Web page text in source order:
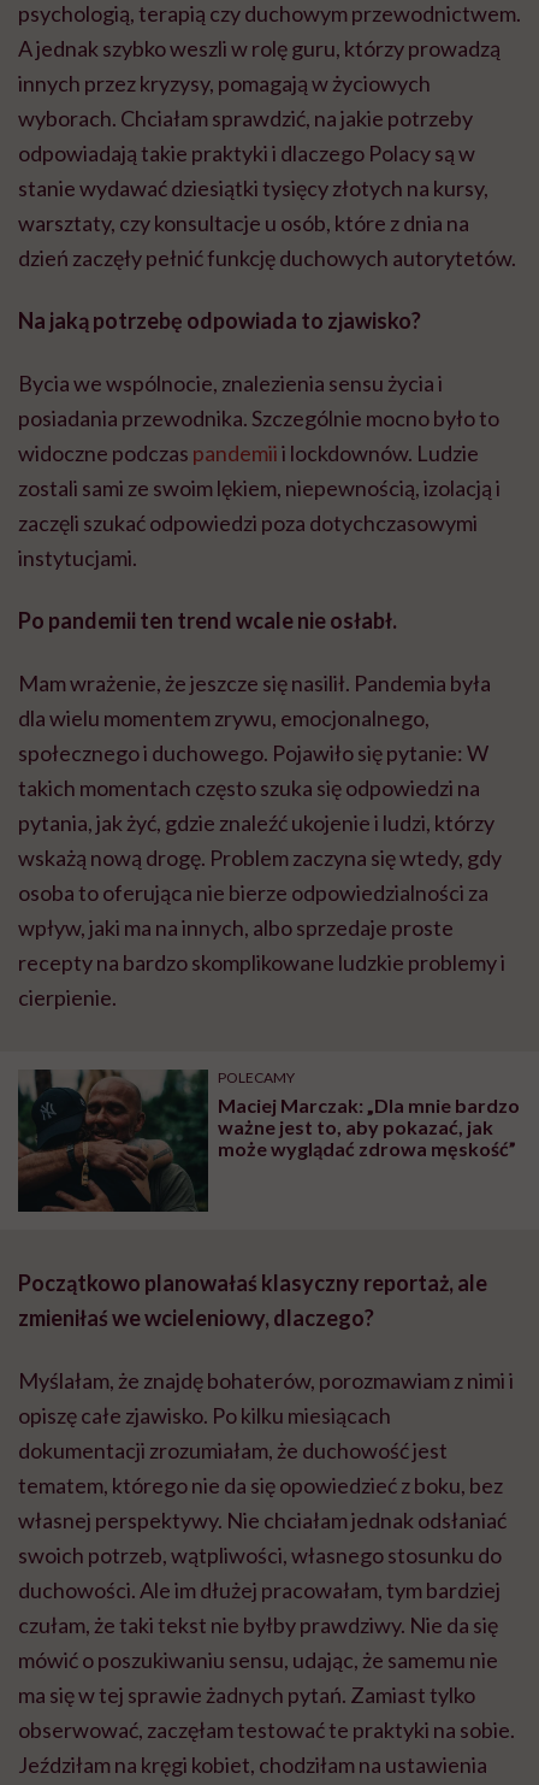
psychologią, terapią czy duchowym przewodnictwem.
A jednak szybko weszli w rolę guru, którzy prowadzą
innych przez kryzysy, pomagają w życiowych
wyborach. Chciałam sprawdzić, na jakie potrzeby
odpowiadają takie praktyki i dlaczego Polacy są w
stanie wydawać dziesiątki tysięcy złotych na kursy,
warsztaty, czy konsultacje u osób, które z dnia na
dzień zaczęły pełnić funkcję duchowych autorytetów.
Na jaką potrzebę odpowiada to zjawisko?
Bycia we wspólnocie, znalezienia sensu życia i
posiadania przewodnika. Szczególnie mocno było to
widoczne podczas pandemiii lockdownów. Ludzie
zostali sami ze swoim lękiem, niepewnością, izolacją i
zaczęli szukać odpowiedzi poza dotychczasowymi
instytucjami.
Po pandemii ten trend wcale nie osłabł.
Mam wrażenie, że jeszcze się nasilił. Pandemia była
dla wielu momentem zrywu, emocjonalnego,
społecznego i duchowego. Pojawiło się pytanie: W
takich momentach często szuka się odpowiedzi na
pytania, jak żyć, gdzie znaleźć ukojenie i ludzi, którzy
wskażą nową drogę. Problem zaczyna się wtedy, gdy
osoba to oferująca nie bierze odpowiedzialności za
wpływ, jaki ma na innych, albo sprzedaje proste
recepty na bardzo skomplikowane ludzkie problemy i
cierpienie.
POLECAMY
Maciej Marczak: „Dla mnie bardzo
ważne jest to, aby pokazać, jak
może wyglądać zdrowa męskość”
Początkowo planowałaś klasyczny reportaż, ale
zmieniłaś we wcieleniowy, dlaczego?
Myślałam, że znajdę bohaterów, porozmawiam z nimi i
opiszę całe zjawisko. Po kilku miesiącach
dokumentacji zrozumiałam, że duchowość jest
tematem, którego nie da się opowiedzieć z boku, bez
własnej perspektywy. Nie chciałam jednak odsłaniać
swoich potrzeb, wątpliwości, własnego stosunku do
duchowości. Ale im dłużej pracowałam, tym bardziej
czułam, że taki tekst nie byłby prawdziwy. Nie da się
mówić o poszukiwaniu sensu, udając, że samemu nie
ma się w tej sprawie żadnych pytań. Zamiast tylko
obserwować, zaczęłam testować te praktyki na sobie.
Jeździłam na kręgi kobiet, chodziłam na ustawienia